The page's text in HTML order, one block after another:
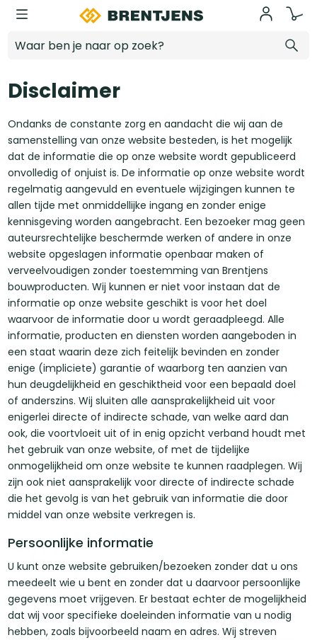
Ga naar hoofdinhoud
Disclaimer
Ondanks de constante zorg en aandacht die wij aan de
samenstelling van onze website besteden, is het mogelijk
dat de informatie die op onze website wordt gepubliceerd
onvolledig of onjuist is. De informatie op onze website wordt
regelmatig aangevuld en eventuele wijzigingen kunnen te
allen tijde met onmiddellijke ingang en zonder enige
kennisgeving worden aangebracht. Een bezoeker mag geen
auteursrechtelijke beschermde werken of andere in onze
website opgeslagen informatie openbaar maken of
verveelvoudigen zonder toestemming van Brentjens
bouwproducten. Wij kunnen er niet voor instaan dat de
informatie op onze website geschikt is voor het doel
waarvoor de informatie door u wordt geraadpleegd. Alle
informatie, producten en diensten worden aangeboden in
een staat waarin deze zich feitelijk bevinden en zonder
enige (impliciete) garantie of waarborg ten aanzien van
hun deugdelijkheid en geschiktheid voor een bepaald doel
of anderszins. Wij sluiten alle aansprakelijkheid uit voor
enigerlei directe of indirecte schade, van welke aard dan
ook, die voortvloeit uit of in enig opzicht verband houdt met
het gebruik van onze website, of met de tijdelijke
onmogelijkheid om onze website te kunnen raadplegen. Wij
zijn ook niet aansprakelijk voor directe of indirecte schade
die het gevolg is van het gebruik van informatie die door
middel van onze website verkregen is.
Persoonlijke informatie
U kunt onze website gebruiken/bezoeken zonder dat u ons
meedeelt wie u bent en zonder dat u daarvoor persoonlijke
gegevens moet vrijgeven. Er bestaat echter de mogelijkheid
dat wij voor specifieke doeleinden informatie van u nodig
hebben, zoals bijvoorbeeld naam en adres. Wij streven